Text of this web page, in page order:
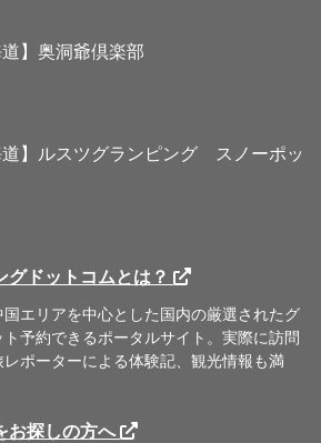
道】奥洞爺倶楽部
道】ルスツグランピング スノーポッ
グドットコムとは？
エリアを中心とした国内の厳選されたグ
予約できるポータルサイト。実際に訪問
レポーターによる体験記、観光情報も満
お探しの方へ